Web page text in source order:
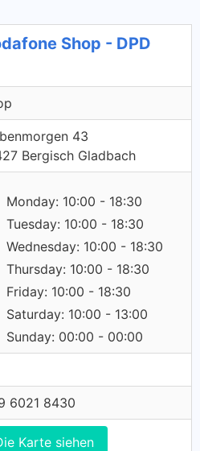
Shop - DPD
43
Bergisch Gladbach
Monday: 10:00 - 18:30
Tuesday: 10:00 - 18:30
Wednesday: 10:00 - 18:30
Thursday: 10:00 - 18:30
Friday: 10:00 - 18:30
Saturday: 10:00 - 13:00
Sunday: 00:00 - 00:00
6021 8430
Karte siehen